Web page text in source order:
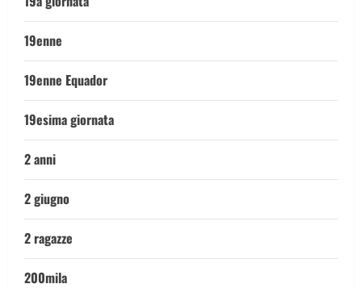
19enne
19enne Equador
19esima giornata
2 anni
2 giugno
2 ragazze
200mila